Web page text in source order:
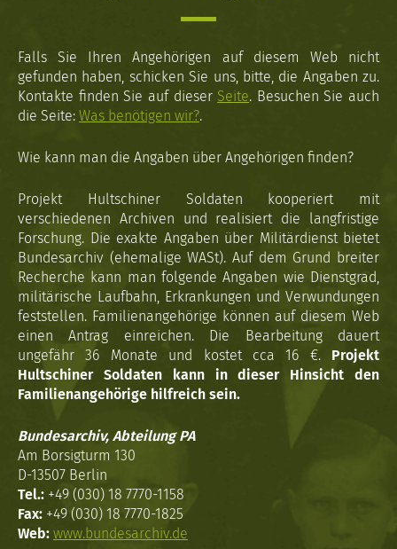
Falls Sie Ihren Angehörigen auf diesem Web nicht
gefunden haben, schicken Sie uns, bitte, die Angaben zu.
Kontakte finden Sie auf dieser Seite. Besuchen Sie auch
die Seite: Was benötigen wir?.
Wie kann man die Angaben über Angehörigen finden?
Projekt Hultschiner Soldaten kooperiert mit
verschiedenen Archiven und realisiert die langfristige
Forschung. Die exakte Angaben über Militärdienst bietet
Bundesarchiv (ehemalige WASt). Auf dem Grund breiter
Recherche kann man folgende Angaben wie Dienstgrad,
militärische Laufbahn, Erkrankungen und Verwundungen
feststellen. Familienangehörige können auf diesem Web
einen Antrag einreichen. Die Bearbeitung dauert
ungefähr 36 Monate und kostet cca 16 €. Projekt
Hultschiner Soldaten kann in dieser Hinsicht den
Familienangehörige hilfreich sein.
Bundesarchiv, Abteilung PA
Am Borsigturm 130
D-13507 Berlin
Tel.: +49 (030) 18 7770-1158
Fax: +49 (030) 18 7770-1825
Web: www.bundesarchiv.de